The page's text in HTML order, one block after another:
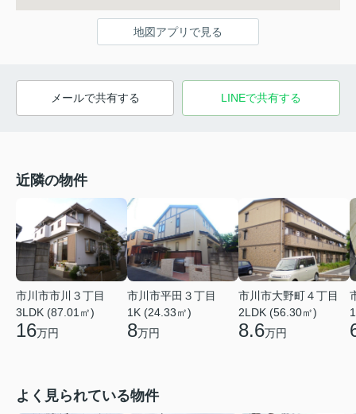
地図アプリで見る
メールで共有する LINEで共有する
近隣の物件
市川市市川３丁目
3LDK (87.01㎡)
16万円
市川市平田３丁目
1K (24.33㎡)
8万円
市川市大野町４丁目
2LDK (56.30㎡)
8.6万円
よく見られている物件